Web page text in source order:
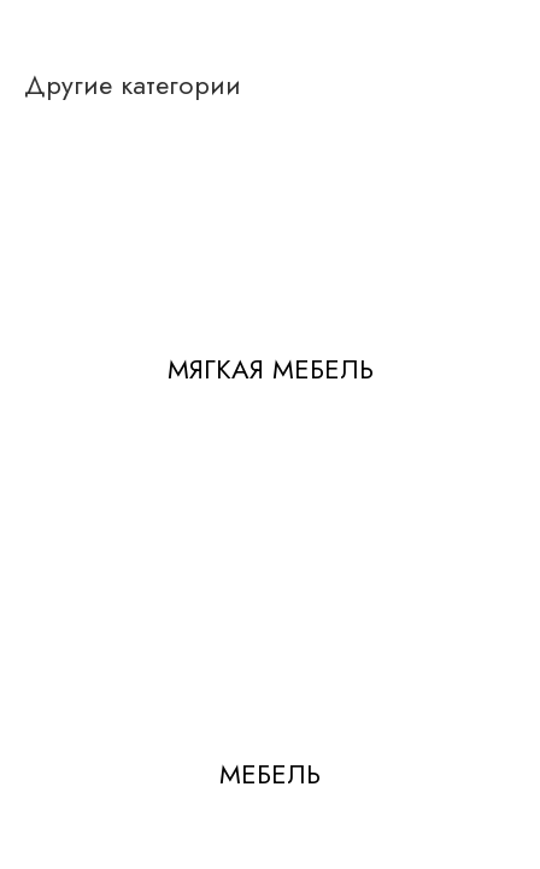
Другие категории
МЯГКАЯ МЕБЕЛЬ
МЕБЕЛЬ